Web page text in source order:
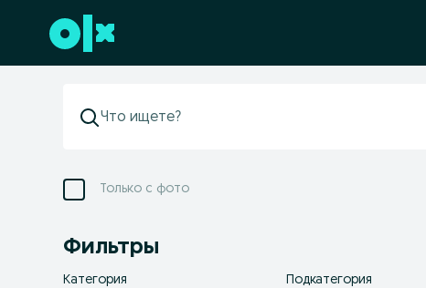
Перейти к нижнему колонтитулу
Только с фото
Фильтры
Категория Подкатегория